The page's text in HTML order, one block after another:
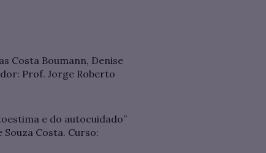
Costa Boumann, Denise
Prof. Jorge Roberto
e do autocuidado”
Costa. Curso: